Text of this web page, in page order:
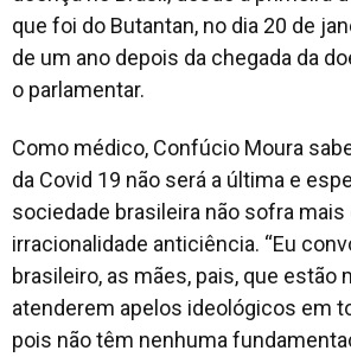
que foi do Butantan, no dia 20 de
de um ano depois da chegada da
o parlamentar.
Como médico, Confúcio Moura
da Covid 19 não será a última e
sociedade brasileira não sofra mais
irracionalidade anticiência. “Eu
brasileiro, as mães, pais, que estão
atenderem apelos ideológicos em
pois não têm nenhuma